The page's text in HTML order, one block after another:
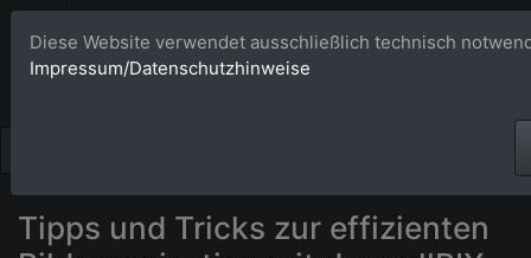
Bildagentur
Tipps und Tricks zur effizienten
Diese Website verwendet ausschließlich technisch
Impressum/Datenschutzhinweise